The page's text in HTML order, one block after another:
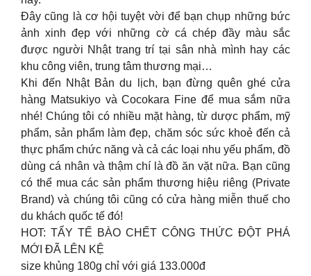
Đây cũng là cơ hội tuyệt vời để bạn chụp những bức
ảnh xinh đẹp với những cờ cá chép đầy màu sắc
được người Nhật trang trí tại sân nhà mình hay các
khu công viên, trung tâm thương mại…
Khi đến Nhật Bản du lịch, bạn đừng quên ghé cửa
hàng Matsukiyo và Cocokara Fine để mua sắm nữa
nhé! Chúng tôi có nhiều mặt hàng, từ dược phẩm, mỹ
phẩm, sản phẩm làm đẹp, chăm sóc sức khoẻ đến cả
thực phẩm chức năng và cả các loại nhu yếu phẩm, đồ
dùng cá nhân và thậm chí là đồ ăn vặt nữa. Bạn cũng
có thể mua các sản phẩm thương hiệu riêng (Private
Brand) và chúng tôi cũng có cửa hàng miễn thuế cho
du khách quốc tế đó!
HOT: TẨY TẾ BÀO CHẾT CÔNG THỨC ĐỘT PHÁ
MỚI ĐÃ LÊN KỆ
size khủng 180g chỉ với giá 133.000đ